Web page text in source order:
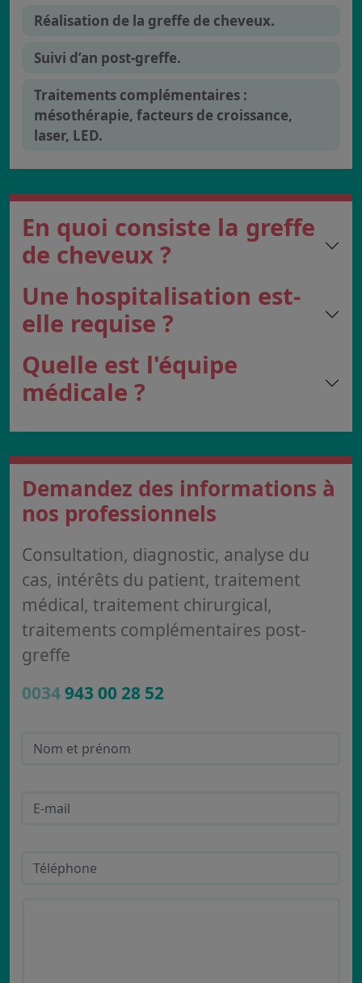
Réalisation de la greffe de cheveux.
Suivi d’an post-greffe.
Traitements complémentaires :
mésothérapie, facteurs de croissance,
laser, LED.
En quoi consiste la greffe
de cheveux ?
Une hospitalisation est-
elle requise ?
Quelle est l'équipe
médicale ?
Demandez des informations à
nos professionnels
Consultation, diagnostic, analyse du
cas, intérêts du patient, traitement
médical, traitement chirurgical,
traitements complémentaires post-
greffe
0034943 00 28 52